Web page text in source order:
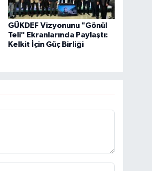
GÜKDEF Vizyonunu "Gönül
Teli" Ekranlarında Paylaştı:
Kelkit İçin Güç Birliği